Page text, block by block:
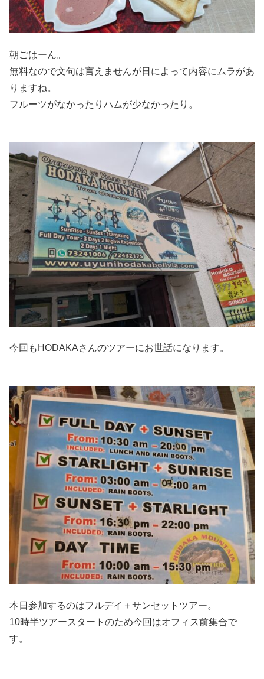
朝ごはーん。
無料なので文句は言えませんが日によって内容にムラがあ
りますね。
フルーツがなかったりハムが少なかったり。
今回もHODAKAさんのツアーにお世話になります。
本日参加するのはフルデイ＋サンセットツアー。
10時半ツアースタートのため今回はオフィス前集合で
す。